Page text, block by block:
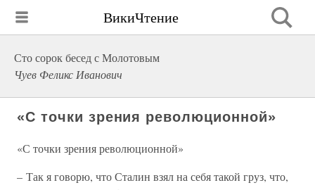
ВикиЧтение
Сто сорок бесед с Молотовым
Чуев Феликс Иванович
«С точки зрения революционной»
«С точки зрения революционной»
– Так я говорю, что Сталин взял на себя такой груз, что,